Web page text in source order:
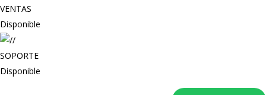
VENTAS
Disponible
SOPORTE
Disponible